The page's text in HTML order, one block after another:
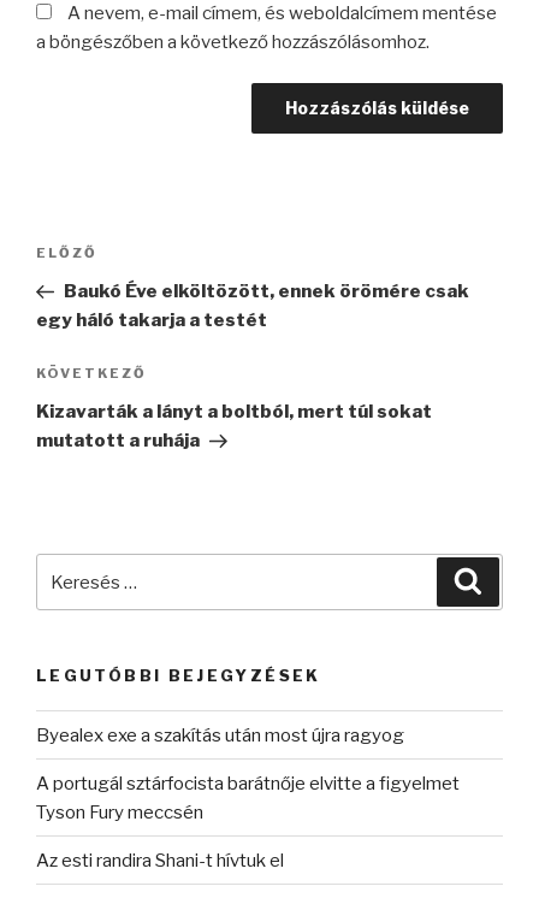
A nevem, e-mail címem, és weboldalcímem mentése
a böngészőben a következő hozzászólásomhoz.
Bejegyzés
navigáció
Korábbi
bejegyzés
ELŐZŐ
Baukó Éve elköltözött, ennek örömére csak
egy háló takarja a testét
Következő
bejegyzés
KÖVETKEZŐ
Kizavarták a lányt a boltból, mert túl sokat
mutatott a ruhája
LEGUTÓBBI BEJEGYZÉSEK
Byealex exe a szakítás után most újra ragyog
A portugál sztárfocista barátnője elvitte a figyelmet
Tyson Fury meccsén
Az esti randira Shani-t hívtuk el